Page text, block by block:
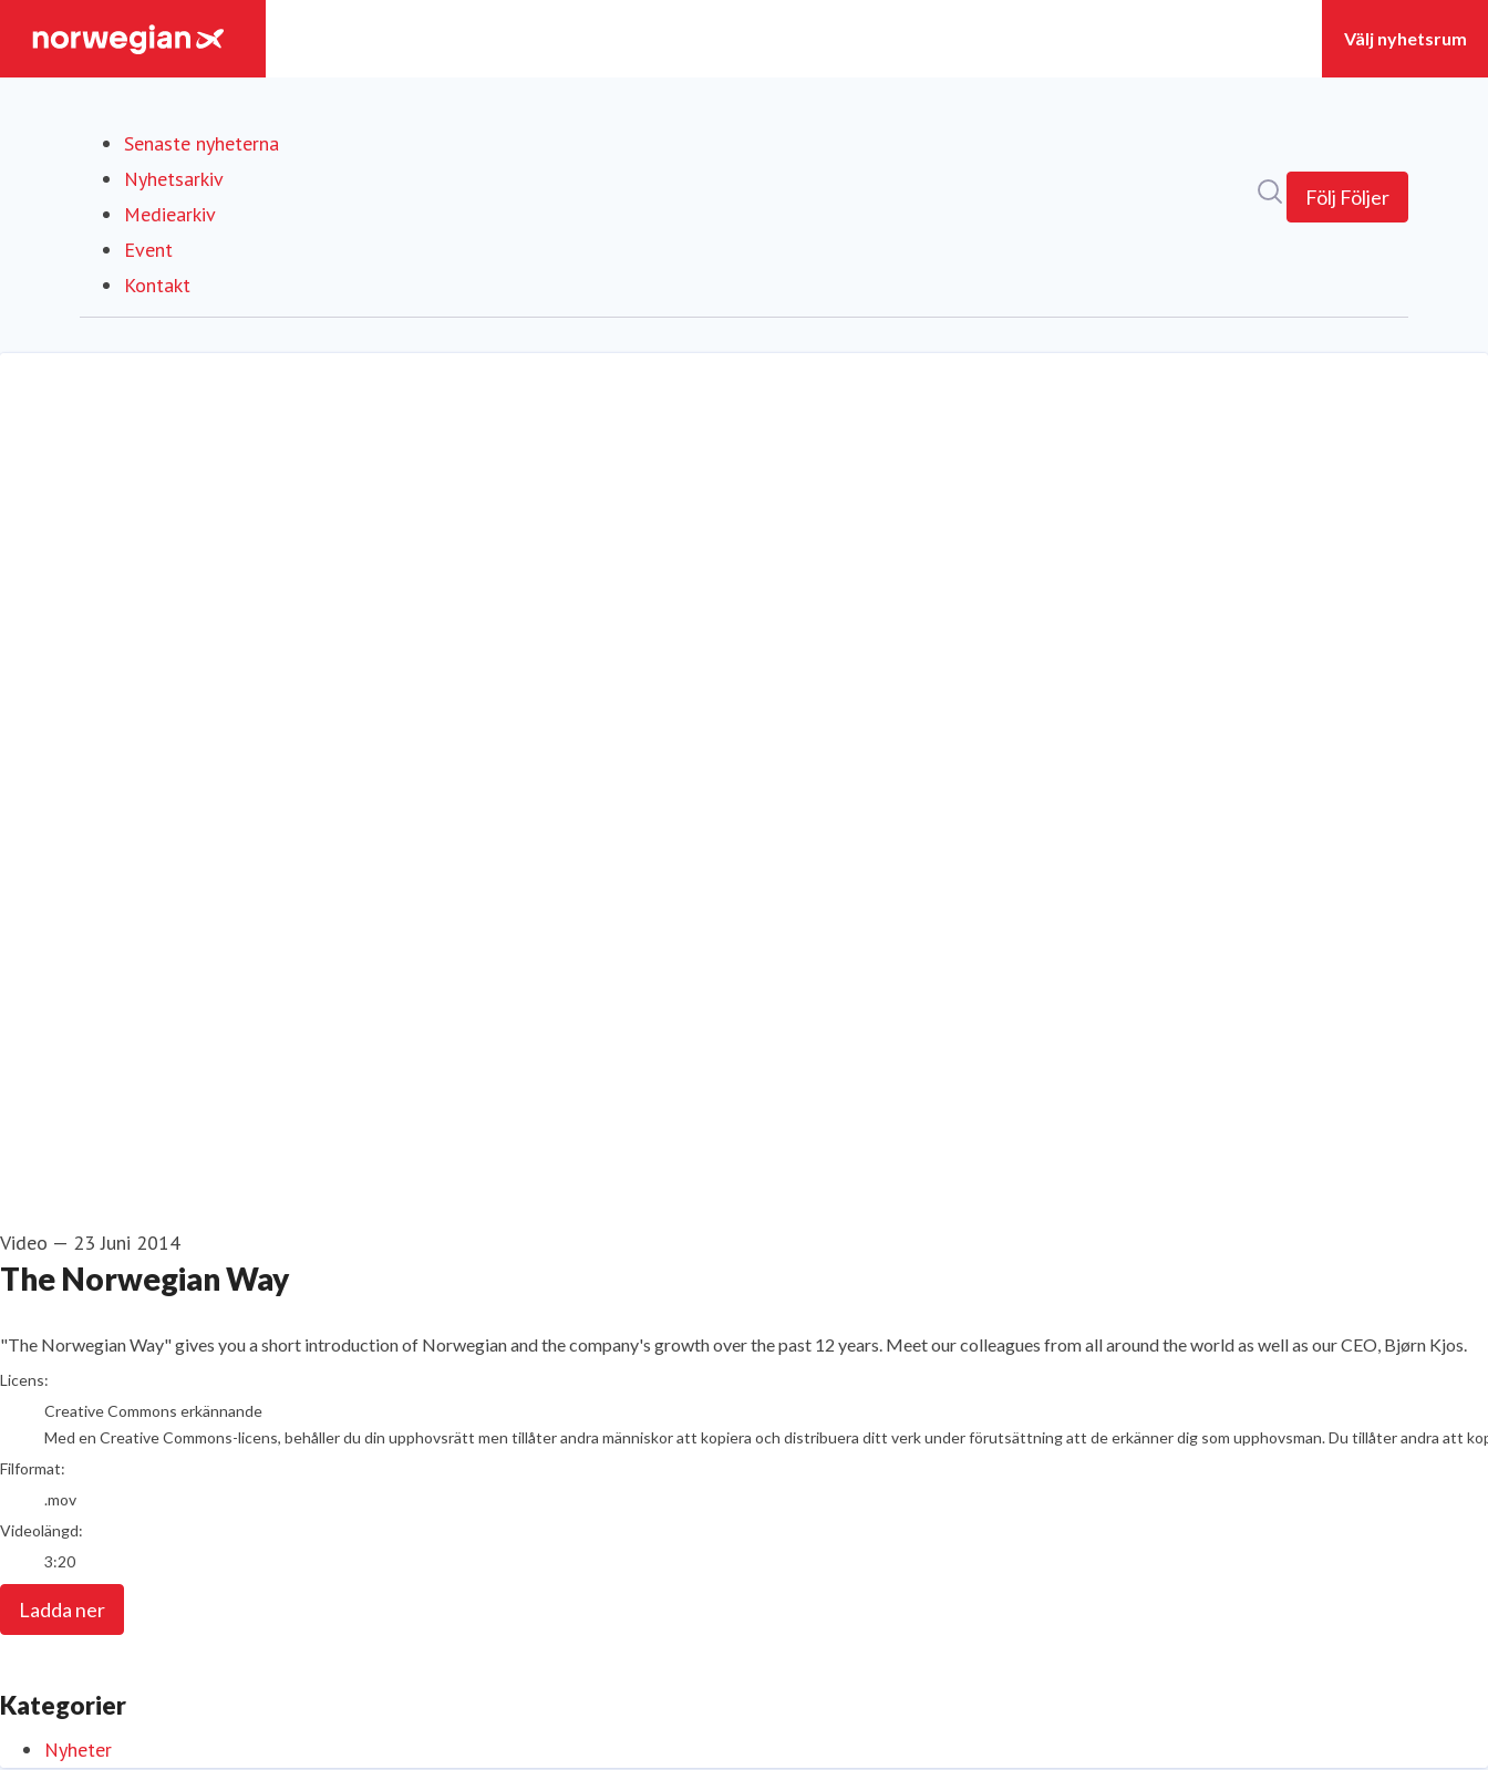
Senaste nyheterna
Nyhetsarkiv
Mediearkiv
Event
Kontakt
Följ Följer
Video — 23 Juni 2014
The Norwegian Way
"The Norwegian Way" gives you a short introduction of Norwegian and the company's growth over the past 12 years. Meet our colleagues from all around the world as well as our CEO, Bjørn Kjos.
go to media item
Licens:
Creative Commons erkännande
Med en Creative Commons-licens, behåller du din upphovsrätt men tillåter andra människor att kopiera och distribuera ditt verk under förutsättning att de erkänner dig som upphovsman. Du tillåter andra att
Filformat:
.mov
Videolängd:
3:20
Ladda ner
Kategorier
Nyheter